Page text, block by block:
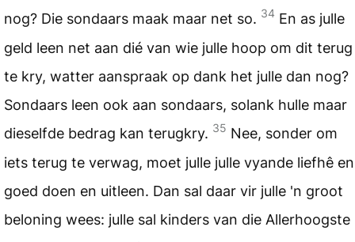
nog? Die sondaars maak maar net so. 34 En as julle
geld leen net aan dié van wie julle hoop om dit terug
te kry, watter aanspraak op dank het julle dan nog?
Sondaars leen ook aan sondaars, solank hulle maar
dieselfde bedrag kan terugkry. 35 Nee, sonder om
iets terug te verwag, moet julle julle vyande liefhê en
goed doen en uitleen. Dan sal daar vir julle 'n groot
beloning wees: julle sal kinders van die Allerhoogste